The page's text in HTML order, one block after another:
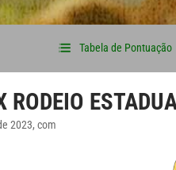
Tabela de Pontuação
RODEIO
2023, com